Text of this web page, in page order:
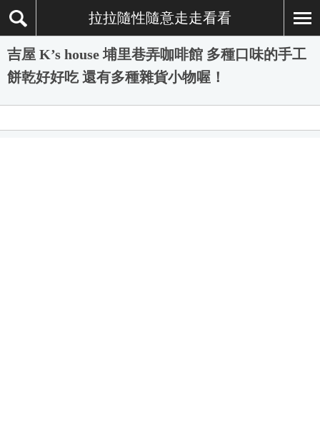
拉拉隨性隨意走走看看
吉屋 K’s house 埔里巷弄咖啡館 多種口味的手工
餅乾好好吃 還有多種雜貨小物喔！